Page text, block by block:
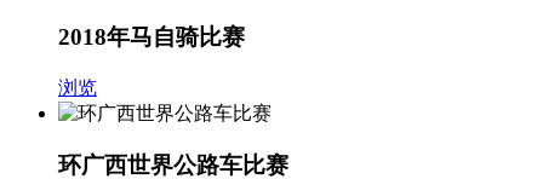
2018年马自骑比赛
浏览
环广西世界公路车比赛